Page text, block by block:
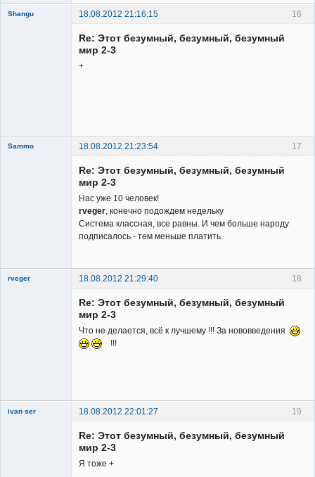
16
Shangu 18.08.2012 21:16:15
Re: Этот безумный, безумный, безумный
мир 2-3
+
17
Sammo
18.08.2012 21:23:54
Re: Этот безумный, безумный, безумный
мир 2-3
Нас уже 10 человек!
rveger, конечно подождем недельку
Система классная, все равны. И чем больше народу
подписалось - тем меньше платить.
18
rveger 18.08.2012 21:29:40
Re: Этот безумный, безумный, безумный
мир 2-3
Что не делается, всё к лучшему !!! За нововведения
!!!
19
ivan ser
18.08.2012 22:01:27
Re: Этот безумный, безумный, безумный
мир 2-3
Я тоже +